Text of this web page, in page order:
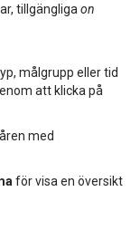
tillgängliga on
målgrupp eller tid
att klicka på
med
för visa en översikt